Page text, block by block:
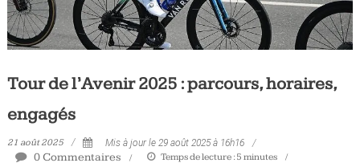
Tour de l’Avenir 2025 : parcours, horaires,
engagés
21 août 2025 Mis à jour le 29 août 2025 à 16h16
0 Commentaires Temps de lecture : 5 minutes